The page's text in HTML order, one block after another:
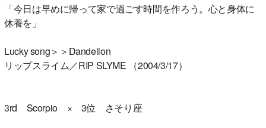
「今日は早めに帰って家で過ごす時間を作ろう。心と身体に
休養を」
Lucky song＞＞Dandelion
リップスライム／RIP SLYME （2004/3/17）
3rd Scorpio × 3位 さそり座